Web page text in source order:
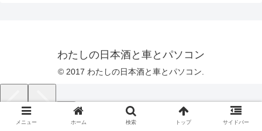
わたしの日本酒と車とパソコン
© 2017 わたしの日本酒と車とパソコン.
メニュー ホーム 検索 トップ サイドバー